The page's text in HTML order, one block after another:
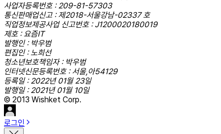
사업자등록번호 : 209-81-57303
통신판매업신고 : 제2018-서울강남-02337 호
직업정보제공사업 신고번호 : J1200020180019
제호 : 요즘IT
발행인 : 박우범
편집인 : 노희선
청소년보호책임자 : 박우범
인터넷신문등록번호 : 서울,아54129
등록일 : 2022년 01월 23일
발행일 : 2021년 01월 10일
© 2013 Wishket Corp.
로그인